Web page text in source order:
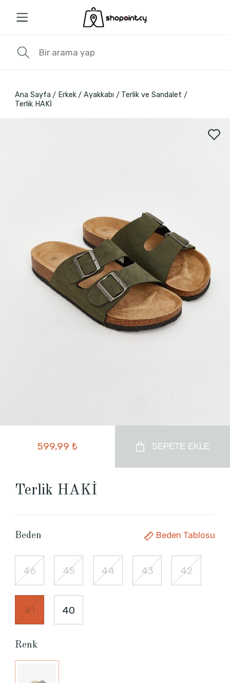
Ana Sayfa Erkek Ayakkabı
Terlik ve Sandalet
Terlik HAKİ
599,99 ₺ SEPETE EKLE
Terlik HAKİ
Beden Beden Tablosu
46 45 44 43 42
41 40
Renk